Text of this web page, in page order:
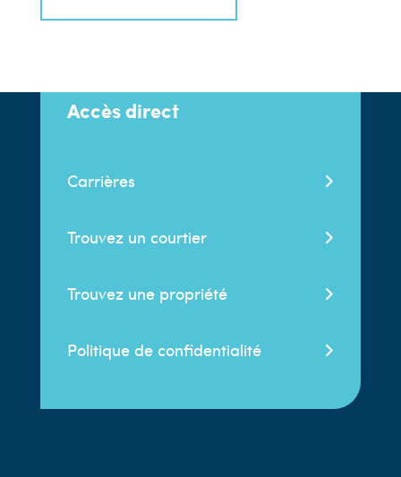
Accès direct
Carrières
Trouvez un courtier
Trouvez une propriété
Politique de confidentialité